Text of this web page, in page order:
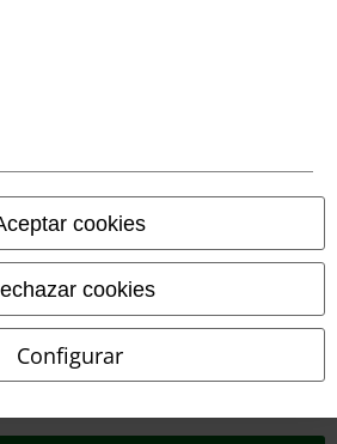
cookies
cookies
Configurar
el IVA pero no losgastos de transporte
HGmbH